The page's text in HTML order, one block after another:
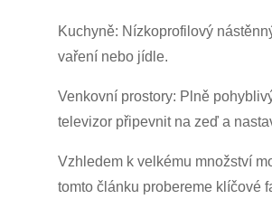
Kuchyně: Nízkoprofilový
vaření nebo jídle.
Venkovní prostory: Plně
televizor připevnit na zeď a
Vzhledem k velkému množství
tomto článku probereme klíčové